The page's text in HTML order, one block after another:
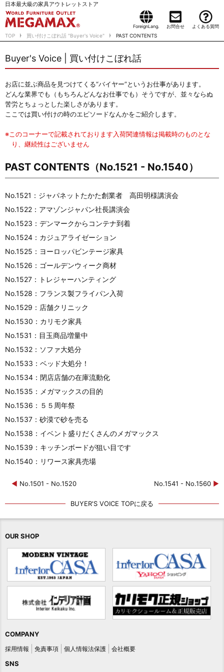
日本最大級の家具アウトレットストア
ForeignLang. お問合せ よくある質問
TOP 買い付けこぼれ話 "Buyer's Voice" PAST CONTENTS
Buyer's Voice | 買い付けこぼれ話
お店に並ぶ商品を見つけてくる“バイヤー”というお仕事があります。
どんな業界でも（もちろんどんなお仕事でも）そうですが、並々ならぬ
苦労とちょっとした楽しさがあります。
ここでは買い付けの時のエピソードなんかをご紹介します。
※このコーナーで記載されております入荷関連情報は掲載時のものとな
り、継続性はございません
PAST CONTENTS（No.1521 - No.1540）
No.1521：ジャパネットたかた創業者 高田明様講演会
No.1522：アマゾンジャパン社長講演会
No.1523：デンマークからコンテナ到着
No.1524：カジュアライゼーション
No.1525：ヨーロッパビンテージ家具
No.1526：ゴールデンウィーク商材
No.1527：トレジャーハンティング
No.1528：フランス製フライパン入荷
No.1529：店舗クリニック
No.1530：カリモク家具
No.1531：目玉商品増量中
No.1532：ソファ大処分
No.1533：ベッド大処分！
No.1534：閉店店舗の在庫流動化
No.1535：メガマックスの目的
No.1536：５５周年祭
No.1537：砂漠で砂を売る
No.1538：イベント盛りだくさんのメガマックス
No.1539：キッチンボードが狙い目です
No.1540：リワース家具売場
◀ No.1501 - No.1520 No.1541 - No.1560 ▶
BUYER'S VOICE TOPに戻る
OUR SHOP
COMPANY
採用情報 免責事項 個人情報法保護 会社概要
SNS